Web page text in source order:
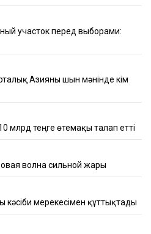
участок перед выборами:
Азияны шын мәнінде кім
млрд теңге өтемақы талап етті
волна сильной жары
мерекесімен құттықтады